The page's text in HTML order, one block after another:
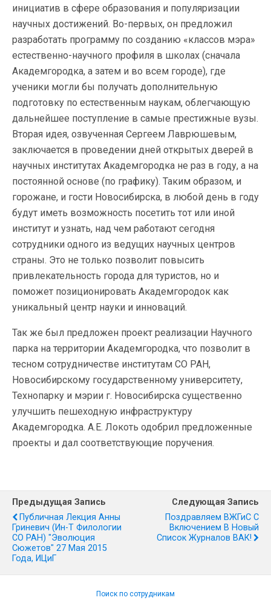
инициатив в сфере образования и популяризации
научных достижений. Во-первых, он предложил
разработать программу по созданию «классов мэра»
естественно-научного профиля в школах (сначала
Академгородка, а затем и во всем городе), где
ученики могли бы получать дополнительную
подготовку по естественным наукам, облегчающую
дальнейшее поступление в самые престижные вузы.
Вторая идея, озвученная Сергеем Лаврюшевым,
заключается в проведении дней открытых дверей в
научных институтах Академгородка не раз в году, а на
постоянной основе (по графику). Таким образом, и
горожане, и гости Новосибирска, в любой день в году
будут иметь возможность посетить тот или иной
институт и узнать, над чем работают сегодня
сотрудники одного из ведущих научных центров
страны. Это не только позволит повысить
привлекательность города для туристов, но и
поможет позиционировать Академгородок как
уникальный центр науки и инноваций.
Так же был предложен проект реализации Научного
парка на территории Академгородка, что позволит в
тесном сотрудничестве институтам СО РАН,
Новосибирскому государственному университету,
Технопарку и мэрии г. Новосибирска существенно
улучшить пешеходную инфраструктуру
Академгородка. А.Е. Локоть одобрил предложенные
проекты и дал соответствующие поручения.
Предыдущая Запись
Публичная Лекция Анны
Гриневич (Ин-Т Филологии
СО РАН) "Эволюция
Сюжетов" 27 Мая 2015
Года, ИЦиГ
Следующая Запись
Поздравляем ВЖГиС С
Включением В Новый
Список Журналов ВАК!
Поиск по сотрудникам